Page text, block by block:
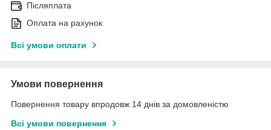
Післяплата
Оплата на рахунок
Всі умови оплати
Умови повернення
Повернення товару впродовж 14 днів за домовленістю
Всі умови повернення